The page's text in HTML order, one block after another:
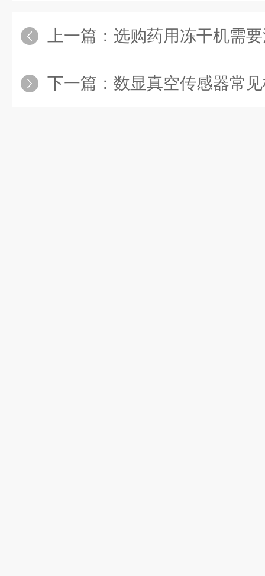
上一篇： 选购药用冻干机需要注意哪些
下一篇： 数显真空传感器常见检